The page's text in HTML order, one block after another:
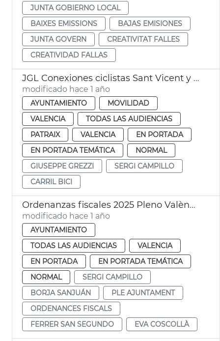
JUNTA GOBIERNO LOCAL
BAIXES EMISSIONS
BAJAS EMISIONES
JUNTA GOVERN
CREATIVITAT FALLES
CREATIVIDAD FALLAS
JGL Conexiones ciclistas Sant Vicent y Avinguda del Cid
modificado hace 1 año
AYUNTAMIENTO
MOVILIDAD
VALENCIA
TODAS LAS AUDIENCIAS
PATRAIX
VALENCIA
EN PORTADA
EN PORTADA TEMÁTICA
NORMAL
GIUSEPPE GREZZI
SERGI CAMPILLO
CARRIL BICI
Ordenanzas fiscales 2025 Pleno València
modificado hace 1 año
AYUNTAMIENTO
TODAS LAS AUDIENCIAS
VALENCIA
EN PORTADA
EN PORTADA TEMÁTICA
NORMAL
SERGI CAMPILLO
BORJA SANJUÁN
PLE AJUNTAMENT
ORDENANCES FISCALS
FERRER SAN SEGUNDO
EVA COSCOLLÀ